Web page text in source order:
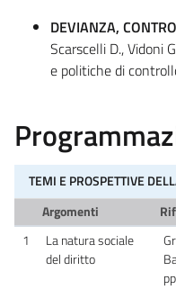
DEVIANZA,
Scarscelli D., Vidoni
e politiche di
TEMI E PROSPETTIVE
Argomenti
1
La natura sociale
del diritto